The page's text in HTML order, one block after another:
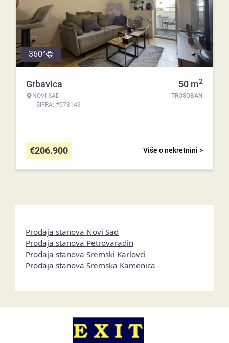
360°
Grbavica
NOVI SAD
ŠIFRA: #573149
50 m2
TROSOBAN
Više o nekretnini >
€206.900
Prodaja stanova Novi Sad
Prodaja stanova Petrovaradin
Prodaja stanova Sremski Karlovci
Prodaja stanova Sremska Kamenica